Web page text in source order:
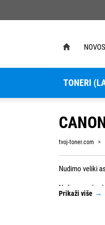
TONERI
tvoj-toner.com
Nudimo veliki
Naša ponuda
vrhunsku
Prikaži više →